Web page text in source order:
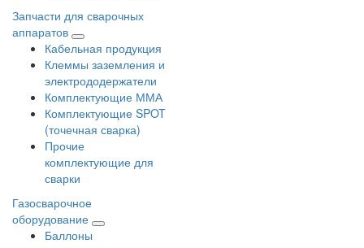
Запчасти для сварочных
аппаратов
Кабельная продукция
Клеммы заземления и
электрододержатели
Комплектующие ММА
Комплектующие SPOT
(точечная сварка)
Прочие
комплектующие для
сварки
Газосварочное
оборудование
Баллоны